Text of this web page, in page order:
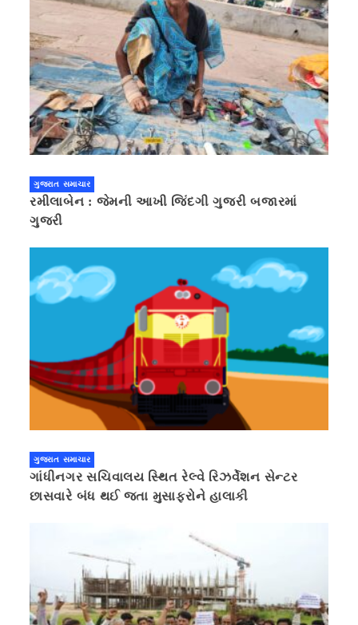
ગુજરાત સમાચાર
રમીલાબેન : જેમની આખી જિંદગી ગુજરી બજારમાં
ગુજરી
ગુજરાત સમાચાર
ગાંધીનગર સચિવાલય સ્થિત રેલ્વે રિઝર્વેશન સેન્ટર
છાસવારે બંધ થઈ જતા મુસાફરોને હાલાકી